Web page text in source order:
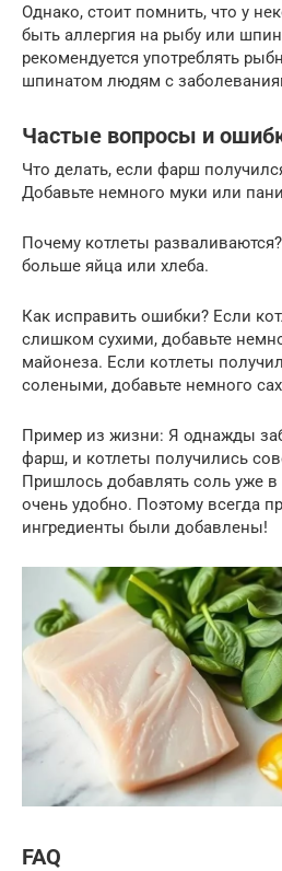
Однако, стоит помнить, что у
быть аллергия на рыбу или
рекомендуется употреблять
шпинатом людям с
Частые вопросы и
Что делать, если фарш
Добавьте немного муки или
Почему котлеты
больше яйца или хлеба.
Как исправить ошибки? Если
слишком сухими, добавьте
майонеза. Если котлеты
солеными, добавьте немного
Пример из жизни: Я однажды
фарш, и котлеты получились
Пришлось добавлять соль уже в
очень удобно. Поэтому всегда
ингредиенты были добавлены!
FAQ